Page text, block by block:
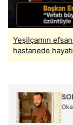
Yeşilçamın
hastanede